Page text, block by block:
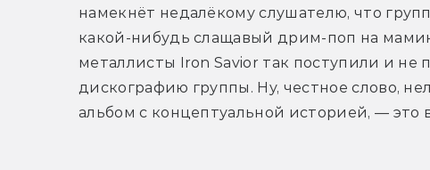
намекнёт недалёкому слушателю, что
какой-нибудь слащавый дрим-поп на
металлисты Iron Savior так поступили и не
дискографию группы. Ну, честное слово,
альбом с концептуальной историей, — это